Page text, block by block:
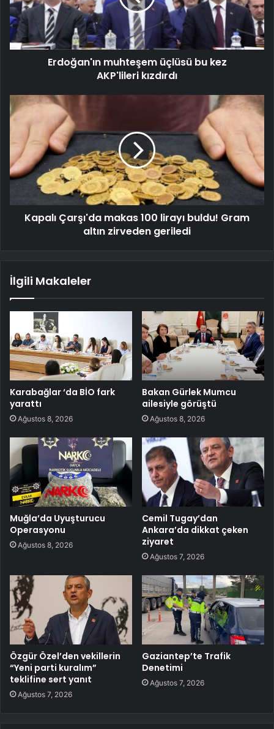
Erdoğan'ın muhteşem üçlüsü bu kez
AKP'lileri kızdırdı
Kapalı Çarşı'da makas 100 lirayı buldu! Gram
altın zirveden geriledi
İlgili Makaleler
Karabağlar ‘da BİO fark
yarattı
Ağustos 8, 2026
Bakan Gürlek Mumcu
ailesiyle görüştü
Ağustos 8, 2026
Muğla’da Uyuşturucu
Operasyonu
Ağustos 8, 2026
Cemil Tugay’dan
Ankara’da dikkat çeken
ziyaret
Ağustos 7, 2026
Özgür Özel’den vekillerin
“Yeni parti kuralım”
teklifine sert yanıt
Ağustos 7, 2026
Gaziantep’te Trafik
Denetimi
Ağustos 7, 2026